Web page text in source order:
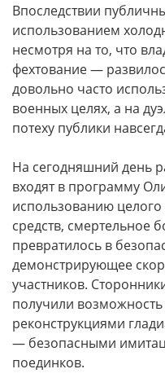
Впоследствии
использованием
несмотря на то, что
фехтование —
довольно часто
военных целях, а на
потеху публики
На сегодняшний день
входят в программу
использованию
средств, смертельное
превратилось в
демонстрирующее
участников.
получили
реконструкциями
— безопасными
поединков.